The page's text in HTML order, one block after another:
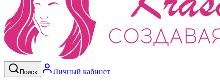
Поиск Личный кабинет